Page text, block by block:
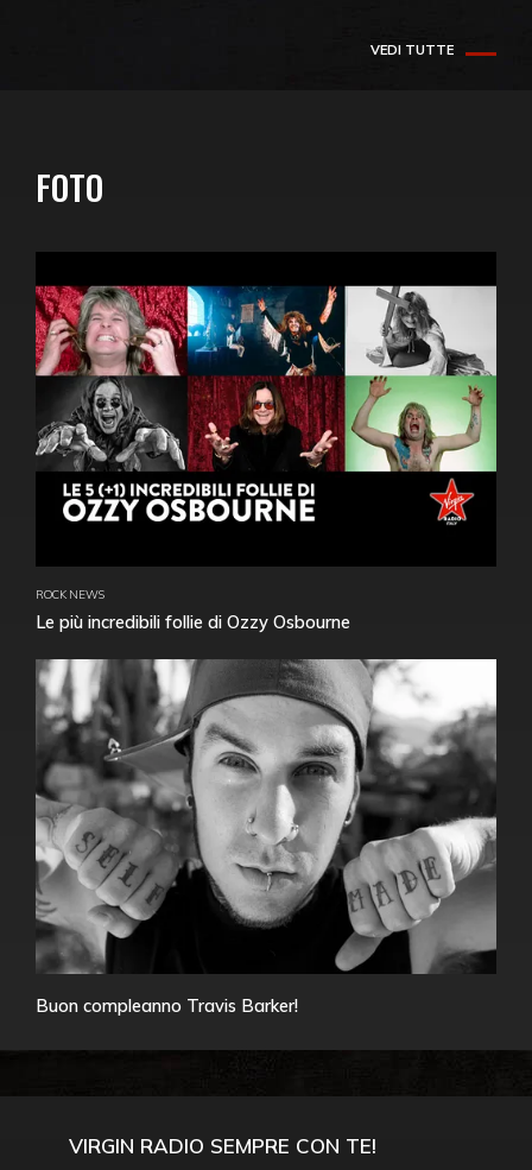
VEDI TUTTE
FOTO
ROCK NEWS
Le più incredibili follie di Ozzy Osbourne
Buon compleanno Travis Barker!
VIRGIN RADIO SEMPRE CON TE!